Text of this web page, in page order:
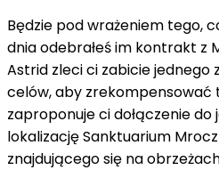
Będzie pod wrażeniem tego,
dnia odebrałeś im kontrakt z
Astrid zleci ci zabicie
celów, aby
zaproponuje ci dołączenie do
lokalizację Sanktuarium
znajdującego się na